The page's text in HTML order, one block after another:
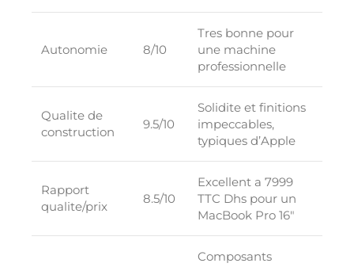
Autonomie 8/10
Tres bonne pour
une machine
professionnelle
Qualite de
construction
9.5/10
Solidite et finitions
impeccables,
typiques d’Apple
Rapport
qualite/prix
8.5/10
Excellent a 7999
TTC Dhs pour un
MacBook Pro 16″
Composants